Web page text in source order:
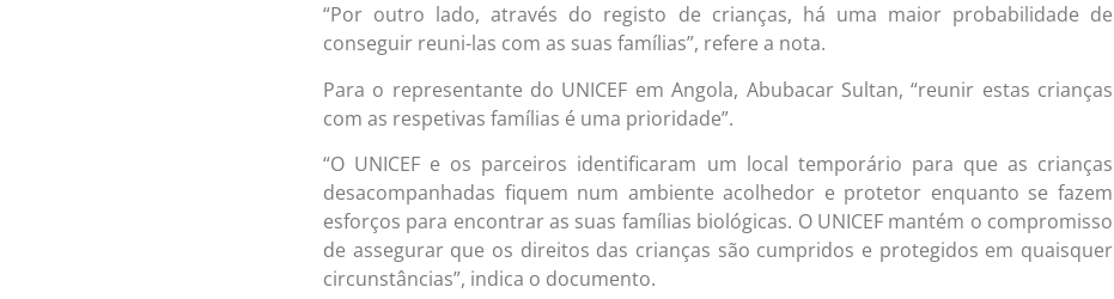
“Por outro lado, através do registo de crianças, há uma maior probabilidade de
conseguir reuni-las com as suas famílias”, refere a nota.
Para o representante do UNICEF em Angola, Abubacar Sultan, “reunir estas crianças
com as respetivas famílias é uma prioridade”.
“O UNICEF e os parceiros identificaram um local temporário para que as crianças
desacompanhadas fiquem num ambiente acolhedor e protetor enquanto se fazem
esforços para encontrar as suas famílias biológicas. O UNICEF mantém o compromisso
de assegurar que os direitos das crianças são cumpridos e protegidos em quaisquer
circunstâncias”, indica o documento.